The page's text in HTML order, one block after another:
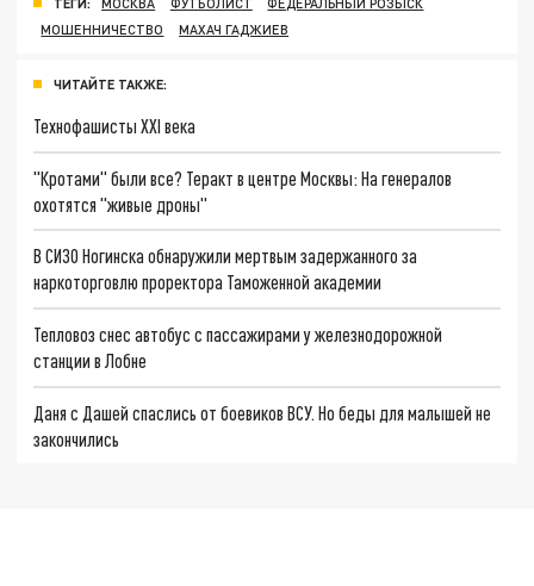
МОШЕННИЧЕСТВО
МАХАЧ ГАДЖИЕВ
ЧИТАЙТЕ ТАКЖЕ:
Технофашисты XXI века
"Кротами" были все? Теракт в центре Москвы: На генералов
охотятся "живые дроны"
В СИЗО Ногинска обнаружили мертвым задержанного за
наркоторговлю проректора Таможенной академии
Тепловоз снес автобус с пассажирами у железнодорожной
станции в Лобне
Даня с Дашей спаслись от боевиков ВСУ. Но беды для малышей не
закончились